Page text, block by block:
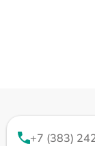
+7 (383)